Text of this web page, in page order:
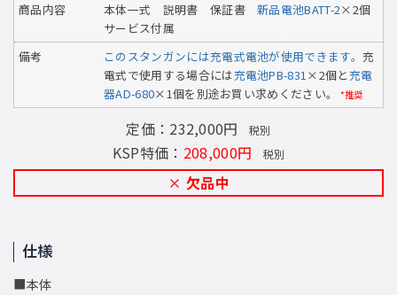
商品内容
本体一式 説明書 保証書新品電池BATT-2×2個
サービス付属
備考
このスタンガンには充電式電池が使用できます。充
電式で使用する場合には充電池PB-831×2個と充電
器AD-680×1個を別途お買い求めください。 *推奨
定価：232,000円 税別
KSP特価： 208,000円 税別
欠品中
仕様
■本体